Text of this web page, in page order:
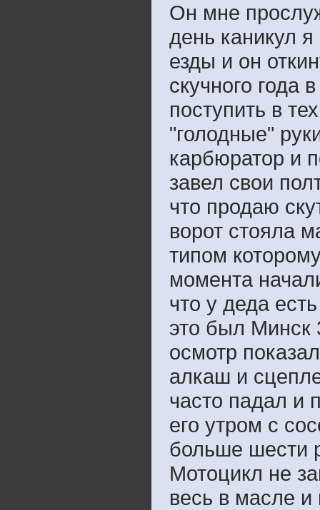
Он мне
день каникул
езды и он
скучного года
поступить в
"голодные"
карбюратор и
завел свои
что продаю
ворот стояла
типом
момента
что у деда
это был Минск
осмотр
алкаш и
часто падал и
его утром с
больше шести
Мотоцикл не
весь в масле